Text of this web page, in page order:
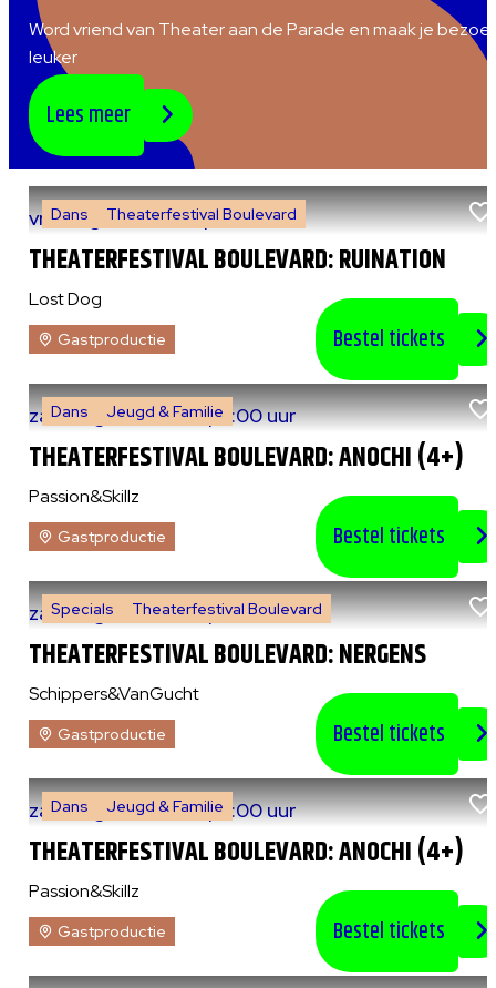
Word vriend van Theater aan de Parade en maak je
leuker
Lees meer
THEATERFESTIVAL BOULEVARD: RUINATION
Dans Theaterfestival Boulevard
vr 7 augustus 2026|20:30 uur
Lost Dog
Gastproductie Bestel tickets
THEATERFESTIVAL BOULEVARD: ANOCHI (4+)
Dans Jeugd & Familie
za 8 augustus 2026|13:00 uur
Passion&Skillz
Gastproductie Bestel tickets
THEATERFESTIVAL BOULEVARD: NERGENS
Specials Theaterfestival Boulevard
za 8 augustus 2026|14:00 uur
Schippers&VanGucht
Gastproductie Bestel tickets
THEATERFESTIVAL BOULEVARD: ANOCHI (4+)
Dans Jeugd & Familie
za 8 augustus 2026|15:00 uur
Passion&Skillz
Gastproductie Bestel tickets